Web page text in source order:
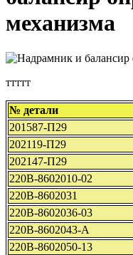
механизма
ттттт
№ детали
201587-П29
202119-П29
202147-П29
220В-8602010-02
220В-8602031
220В-8602036-03
220В-8602043-А
220В-8602050-13